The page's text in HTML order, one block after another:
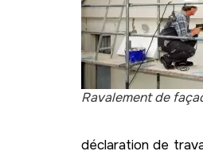
Ravalement de
déclaration de